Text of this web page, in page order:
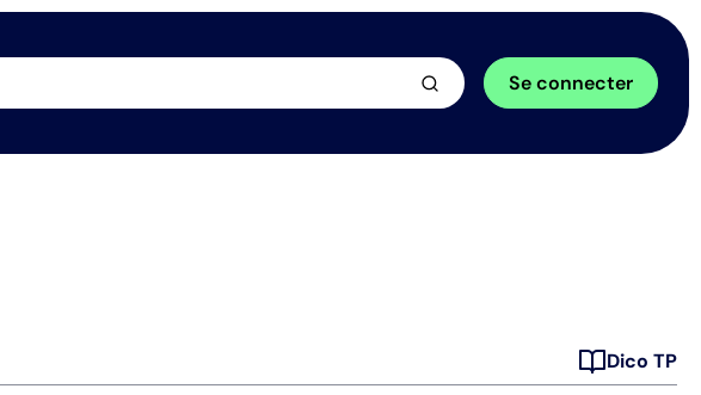
Se connecter
Dico TP
arrow_forward